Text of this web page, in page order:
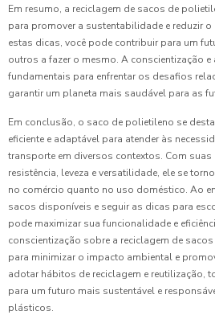
Em resumo, a reciclagem de sacos de
para promover a sustentabilidade e reduzir
estas dicas, você pode contribuir para um
outros a fazer o mesmo. A conscientização
fundamentais para enfrentar os desafios
garantir um planeta mais saudável para as
Em conclusão, o saco de polietileno se
eficiente e adaptável para atender às
transporte em diversos contextos. Com
resistência, leveza e versatilidade, ele se
no comércio quanto no uso doméstico. Ao
sacos disponíveis e seguir as dicas para
pode maximizar sua funcionalidade e
conscientização sobre a reciclagem de
para minimizar o impacto ambiental e
adotar hábitos de reciclagem e reutilização,
para um futuro mais sustentável e
plásticos.